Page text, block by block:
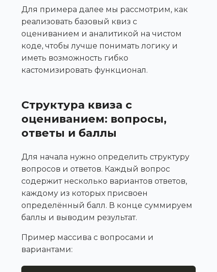
Для примера далее мы рассмотрим, как
реализовать базовый квиз с
оцениванием и аналитикой на чистом
коде, чтобы лучше понимать логику и
иметь возможность гибко
кастомизировать функционал.
Структура квиза с
оцениванием: вопросы,
ответы и баллы
Для начала нужно определить структуру
вопросов и ответов. Каждый вопрос
содержит несколько вариантов ответов,
каждому из которых присвоен
определённый балл. В конце суммируем
баллы и выводим результат.
Пример массива с вопросами и
вариантами: